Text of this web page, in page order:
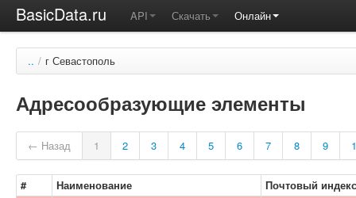
BasicData.ru API Скачать Онлайн
.. / г Севастополь
Адресообразующие элементы
← Назад 1 2 3 4 5 6 7 8 9
# Наименование
Почтовый индекс